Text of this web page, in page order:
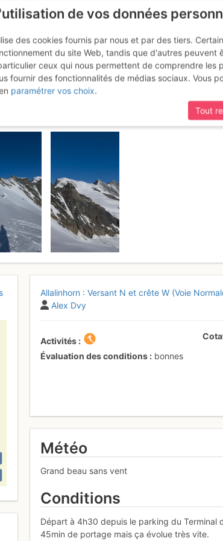
à jour du site,si certaines pages ne sont plus
N et crête W
Allalinhorn : Versant N et crête W (Voie
Alex Dvy
Activités
Évaluation des conditions
bonnes
Météo
Grand beau sans vent
Conditions
Départ à 4h30 depuis le parking du Terminal
45min de portage mais ça évolue très vite.
de vos données
des cookies fournis par nous et par des tiers.
du site Web, tandis que d'autres peuvent
ceux qui nous permettent de comprendre les
fournir des fonctionnalités de médias sociaux. Vous
paramétrer vos choix.
Tout